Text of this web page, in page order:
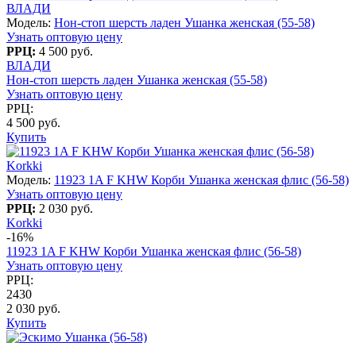
ВЛАДИ
Модель: Нон-стоп шерсть ладен Ушанка женская (55-58)
Узнать оптовую цену
РРЦ: 4 500 руб.
ВЛАДИ
Нон-стоп шерсть ладен Ушанка женская (55-58)
Узнать оптовую цену
РРЦ:
4 500 руб.
Купить
Korkki
Модель: 11923 1A F KHW Корби Ушанка женская флис (56-58)
Узнать оптовую цену
РРЦ: 2 030 руб.
Korkki
-16%
11923 1A F KHW Корби Ушанка женская флис (56-58)
Узнать оптовую цену
РРЦ:
2430
2 030 руб.
Купить